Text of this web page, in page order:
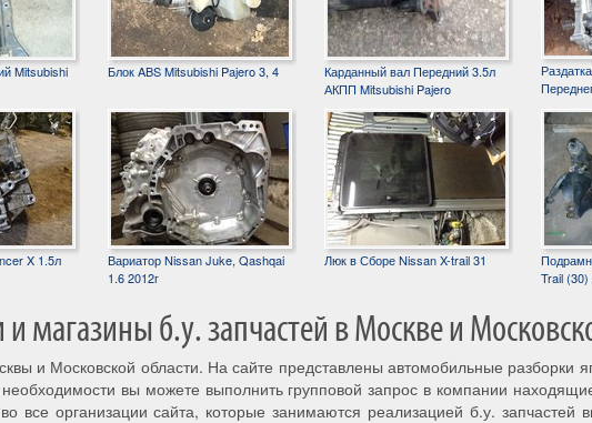
Mitsubishi
Блок ABS Mitsubishi Pajero 3, 4
Карданный вал Передний 3.5л
АКПП Mitsubishi Pajero
X 1.5л
Вариатор Nissan Juke, Qashqai
1.6 2012г
Люк в Сборе Nissan X-trail 31
Trail (30)
магазины б.у. запчастей в Москве и
и Московской области. На сайте представлены автомобильные разборки
вы можете выполнить групповой запрос в компании
все организации сайта, которые занимаются реализацией б.у. запчастей